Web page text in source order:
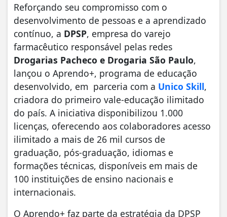
Reforçando seu compromisso com o
desenvolvimento de pessoas e a aprendizado
contínuo, a DPSP, empresa do varejo
farmacêutico responsável pelas redes
Drogarias Pacheco e Drogaria São Paulo,
lançou o Aprendo+, programa de educação
desenvolvido, em parceria com a Unico Skill,
criadora do primeiro vale-educação ilimitado
do país. A iniciativa disponibilizou 1.000
licenças, oferecendo aos colaboradores acesso
ilimitado a mais de 26 mil cursos de
graduação, pós-graduação, idiomas e
formações técnicas, disponíveis em mais de
100 instituições de ensino nacionais e
internacionais.
O Aprendo+ faz parte da estratégia da DPSP